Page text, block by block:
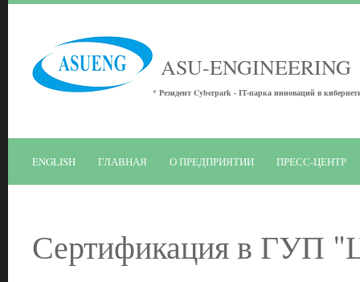
ASU-ENGINEERING
* Резидент Cyberpark - IT-парка инноваций в
ENGLISH ГЛАВНАЯ О ПРЕДПРИЯТИИ ПРЕСС-ЦЕНТР
Сертификация в ГУП